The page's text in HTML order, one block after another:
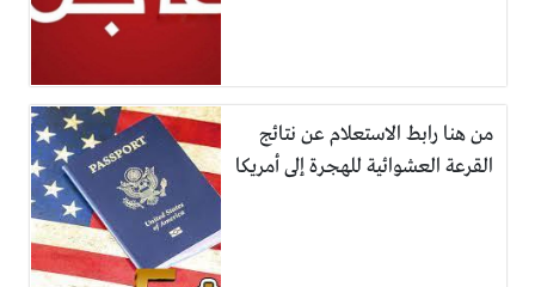
من هنا رابط الاستعلام عن نتائج
القرعة العشوائية للهجرة إلى أمريكا